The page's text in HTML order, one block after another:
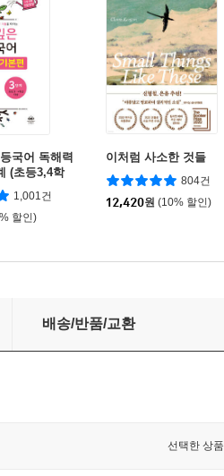
국어 독해력
(초등3,4학
1,001건
할인)
이처럼 사소한 것들
804건
12,420원 (10% 할인)
배송/반품/교환
선택한 상품